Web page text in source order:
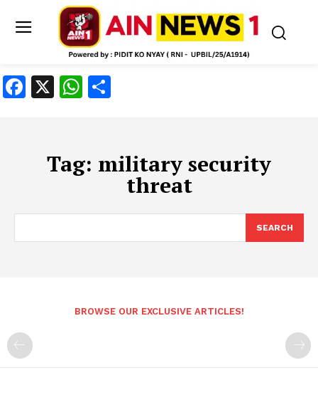
Facebook
X WhatsApp
Tag: military security
threat
SEARCH
BROWSE OUR EXCLUSIVE ARTICLES!